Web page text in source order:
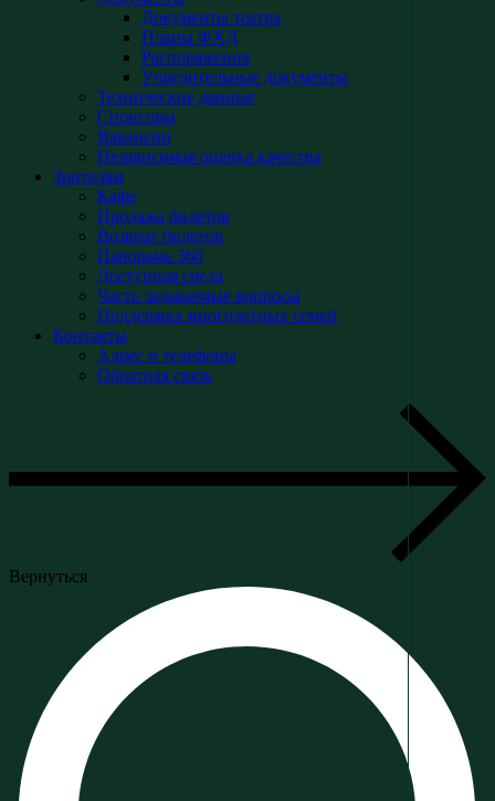
Документы театра
Планы ФХД
Распоряжения
Учредительные документы
Технические данные
Спонсоры
Вакансии
Независимая оценка качества
Зрителям
Кафе
Продажа билетов
Возврат билетов
Панорама 360
Доступная среда
Часто задаваемые вопросы
Поддержка многодетных семей
Контакты
Адрес и телефоны
Обратная связь
Вернуться